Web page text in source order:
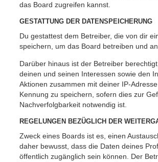
das Board zugreifen kannst.
GESTATTUNG DER DATENSPEICHERUNG
Du gestattest dem Betreiber, die von dir
speichern, um das Board betreiben und
Darüber hinaus ist der Betreiber
deinen und seinen Interessen sowie den
Aktionen zusammen mit deiner IP-
Kennung zu speichern, sofern dies zur
Nachverfolgbarkeit notwendig ist.
REGELUNGEN BEZÜGLICH DER
Zweck eines Boards ist es, einen
daher bewusst, dass die Daten deines
öffentlich zugänglich sein können. Der